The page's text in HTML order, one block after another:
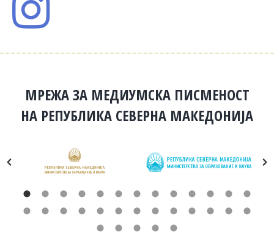
МРЕЖА ЗА МЕДИУМСКА ПИСМЕНОСТ
НА РЕПУБЛИКА СЕВЕРНА МАКЕДОНИЈА